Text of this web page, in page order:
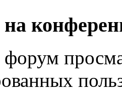
на
форум